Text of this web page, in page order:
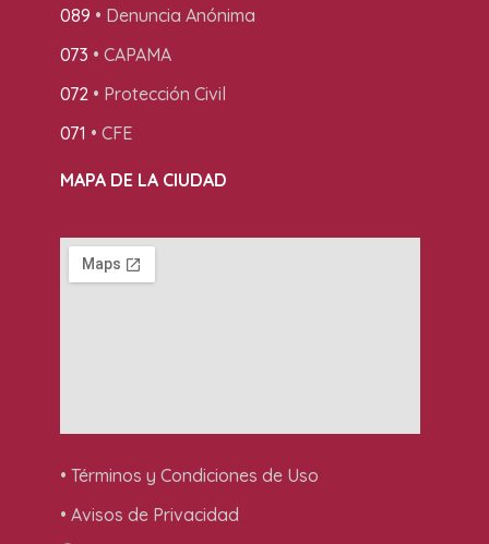
089 • Denuncia Anónima
073 • CAPAMA
072• Protección Civil
071 • CFE
MAPA DE LA CIUDAD
• Términos y Condiciones de Uso
• Avisos de Privacidad